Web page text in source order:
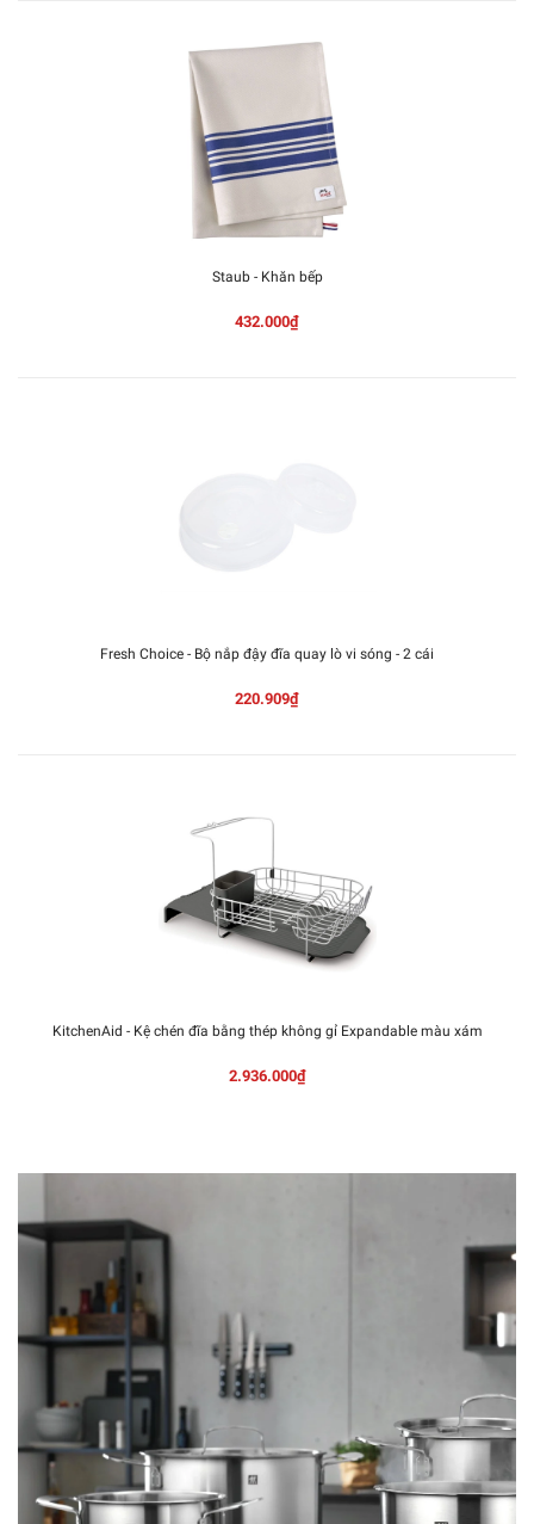
Staub - Khăn bếp
432.000₫
Fresh Choice - Bộ nắp đậy đĩa quay lò vi sóng - 2 cái
220.909₫
KitchenAid - Kệ chén đĩa bằng thép không gỉ Expandable màu xám
2.936.000₫